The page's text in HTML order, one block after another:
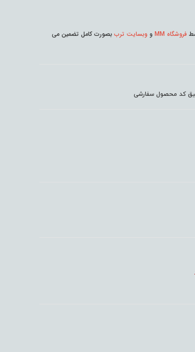
فروشگاه MM و وبسایت ترب بصورت کامل تضمین می
کد محصول سفارشی